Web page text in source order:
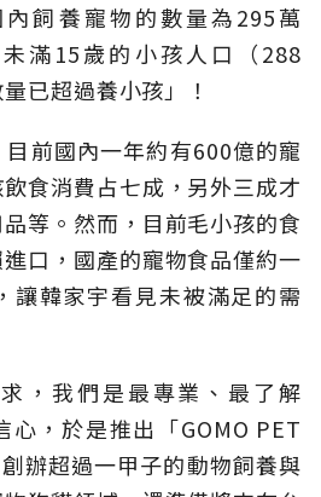
飼養寵物的數量為295萬
滿15歲的小孩人口（288
已超過養小孩」！
前國內一年約有600億的寵
食消費占七成，另外三成才
等。然而，目前毛小孩的食
口，國產的寵物食品僅約一
讓韓家宇看見未被滿足的需
，我們是最專業、最了解
心，於是推出「GOMO PET
辦超過一甲子的動物飼養與